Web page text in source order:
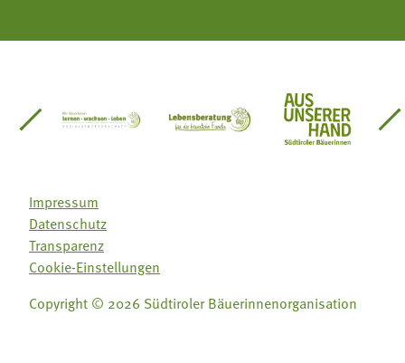
Südtirol
Gärtnervereinigung
Sozialgenossenschaft Mit Bäuerinnen lernen -
Lebensberatung für dieAus unserer
Impressum
Datenschutz
Transparenz
Cookie-Einstellungen
Copyright © 2026 Südtiroler Bäuerinnenorganisation